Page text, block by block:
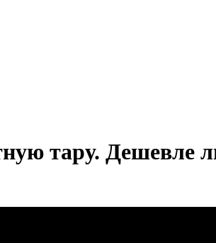
тару. Дешевле